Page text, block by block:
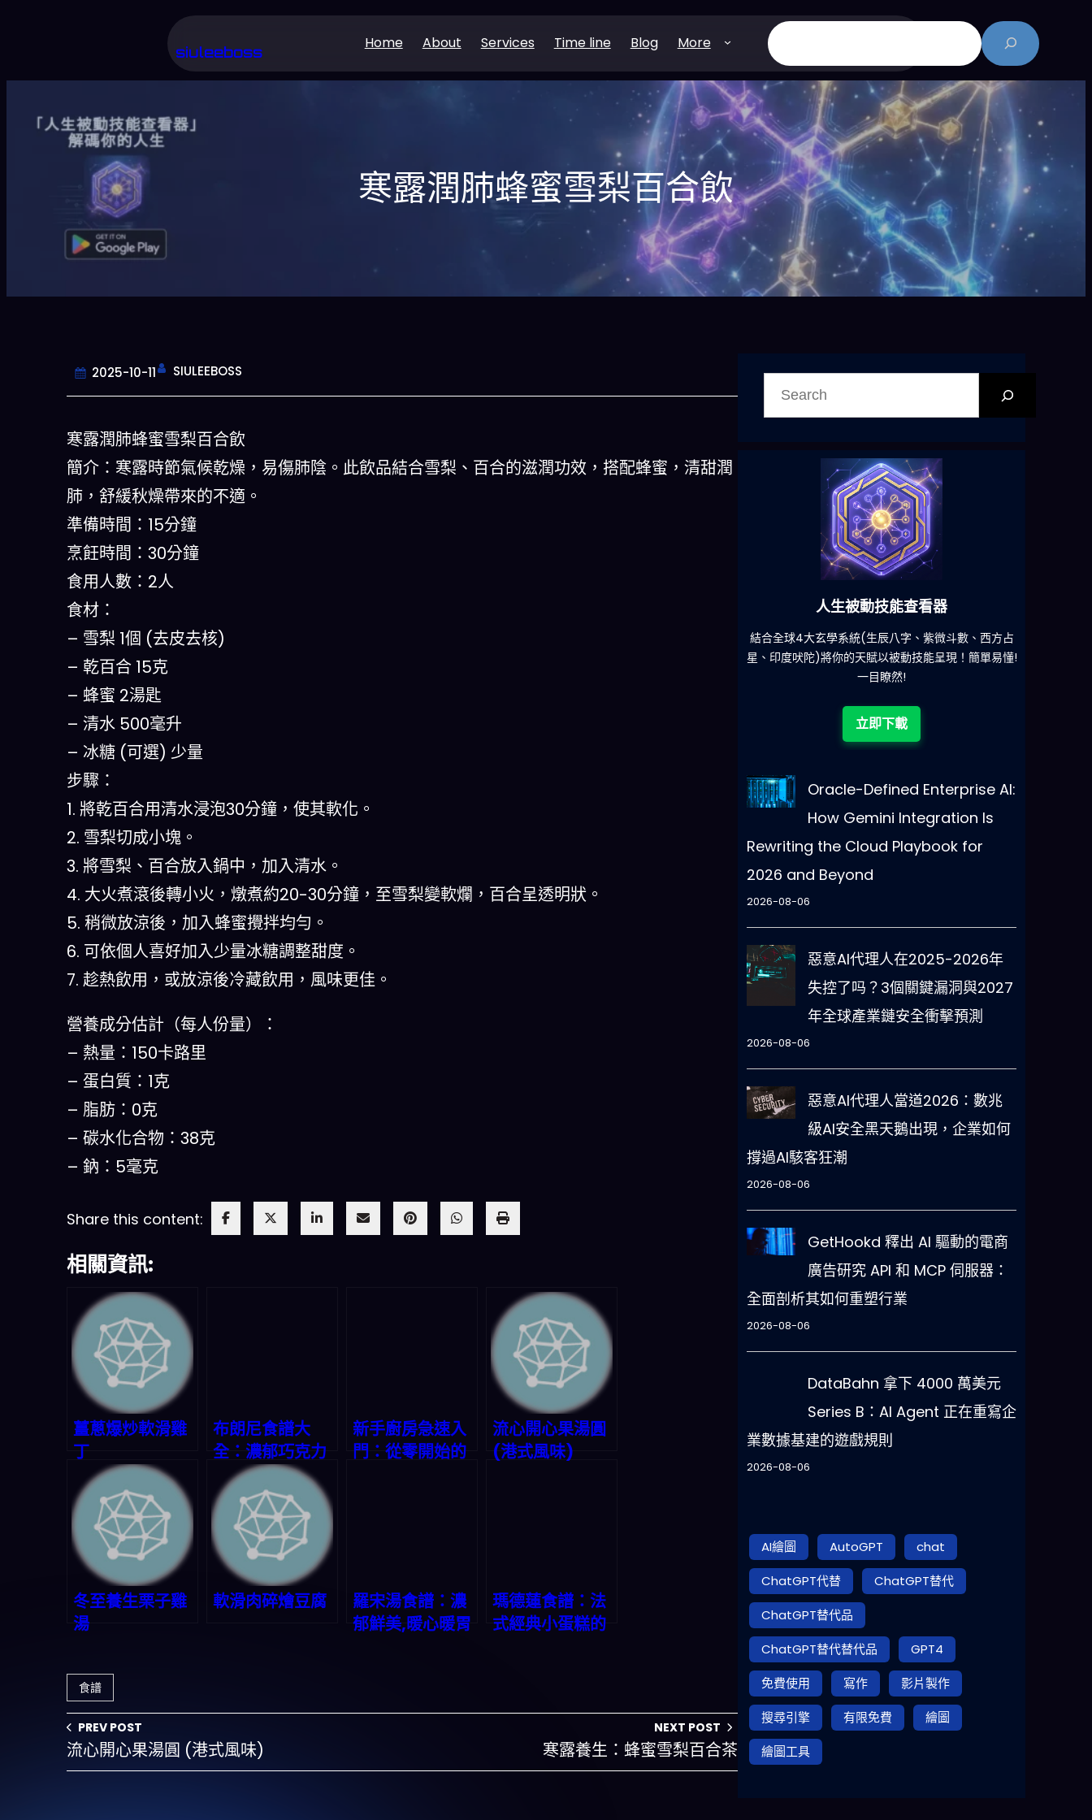
主
siuleeboss Home About Services Time line Blog More
搜
尋
寒露潤肺蜂蜜雪梨百合飲
2025-10-11 SIULEEBOSS
寒露潤肺蜂蜜雪梨百合飲
簡介：寒露時節氣候乾燥，易傷肺陰。此飲品結合雪梨、百合的滋潤功效，搭配蜂蜜，清甜潤
肺，舒緩秋燥帶來的不適。
準備時間：15分鐘
烹飪時間：30分鐘
食用人數：2人
食材：
– 雪梨 1個 (去皮去核)
– 乾百合 15克
– 蜂蜜 2湯匙
– 清水 500毫升
– 冰糖 (可選) 少量
步驟：
1. 將乾百合用清水浸泡30分鐘，使其軟化。
2. 雪梨切成小塊。
3. 將雪梨、百合放入鍋中，加入清水。
4. 大火煮滾後轉小火，燉煮約20-30分鐘，至雪梨變軟爛，百合呈透明狀。
5. 稍微放涼後，加入蜂蜜攪拌均勻。
6. 可依個人喜好加入少量冰糖調整甜度。
7. 趁熱飲用，或放涼後冷藏飲用，風味更佳。
營養成分估計（每人份量）：
– 熱量：150卡路里
– 蛋白質：1克
– 脂肪：0克
– 碳水化合物：38克
– 鈉：5毫克
Share this content:
相關資訊:
薑蔥爆炒軟滑雞
丁
布朗尼食譜大
全：濃郁巧克力
的誘惑
新手廚房急速入
門：從零開始的
流心開心果湯圓
(港式風味)
冬至養生栗子雞
湯
軟滑肉碎燴豆腐
羅宋湯食譜：濃
郁鮮美,暖心暖胃
瑪德蓮食譜：法
式經典小蛋糕的
食譜
PREV POST
流心開心果湯圓 (港式風味)
NEXT POST
寒露養生：蜂蜜雪梨百合茶
一鍵配搭出三餸一湯的完美晚餐組合,以後免除晚餐吃
六合彩發達神器
減少超過500萬個低概率中獎組合，提高中獎率
立即下載
Oracle-Defined Enterprise AI:
How Gemini Integration Is
Rewriting the Cloud Playbook for
2026 and Beyond
2026-08-06
惡意AI代理人在2025-2026年
失控了吗？3個關鍵漏洞與2027
年全球產業鏈安全衝擊預測
2026-08-06
惡意AI代理人當道2026：數兆
級AI安全黑天鵝出現，企業如何
撐過AI駭客狂潮
2026-08-06
GetHookd 釋出 AI 驅動的電商
廣告研究 API 和 MCP 伺服器：
全面剖析其如何重塑行業
2026-08-06
DataBahn 拿下 4000 萬美元
Series B：AI Agent 正在重寫企
業數據基建的遊戲規則
2026-08-06
AI繪圖 AutoGPT
chat
ChatGPT代替
ChatGPT替代
ChatGPT替代品
ChatGPT替代替代品
GPT4
免費使用
寫作
影片製作
搜尋引擎
有限免費
繪圖
繪圖工具